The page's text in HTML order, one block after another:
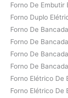
Forno De
Forno Duplo
Forno De
Forno De
Forno De
Forno De
Forno Elétrico De
Forno Elétrico De